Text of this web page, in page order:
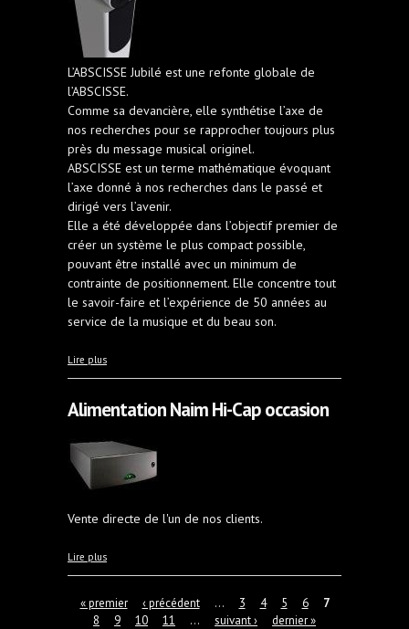
L’ABSCISSE Jubilé est une refonte globale de
l’ABSCISSE.
Comme sa devancière, elle synthétise l’axe de
nos recherches pour se rapprocher toujours plus
près du message musical originel.
ABSCISSE est un terme mathématique évoquant
l’axe donné à nos recherches dans le passé et
dirigé vers l’avenir.
Elle a été développée dans l’objectif premier de
créer un système le plus compact possible,
pouvant être installé avec un minimum de
contrainte de positionnement. Elle concentre tout
le savoir-faire et l’expérience de 50 années au
service de la musique et du beau son.
Lire plus
Alimentation Naim Hi-Cap occasion
Vente directe de l'un de nos clients.
Lire plus
Pages
« premier ‹ précédent … 3 4 5 6
7
8
9 10 11 … suivant › dernier »